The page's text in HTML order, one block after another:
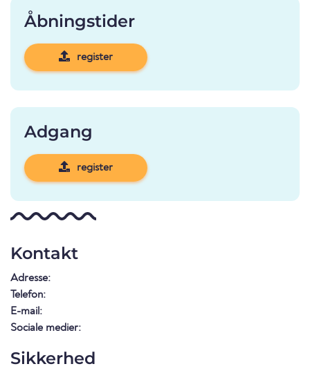
Åbningstider
register
Adgang
register
Kontakt
Adresse:
Telefon:
E-mail:
Sociale medier:
Sikkerhed